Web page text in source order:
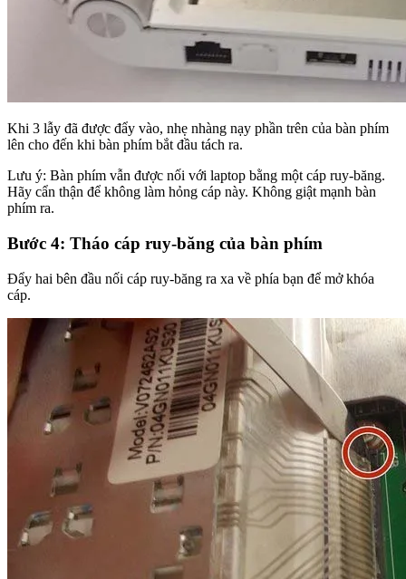
Khi 3 lẫy đã được đẩy vào, nhẹ nhàng nạy phần trên của bàn phím
lên cho đến khi bàn phím bắt đầu tách ra.
Lưu ý: Bàn phím vẫn được nối với laptop bằng một cáp ruy-băng.
Hãy cẩn thận để không làm hỏng cáp này. Không giật mạnh bàn
phím ra.
Bước 4: Tháo cáp ruy-băng của bàn phím
Đẩy hai bên đầu nối cáp ruy-băng ra xa về phía bạn để mở khóa
cáp.